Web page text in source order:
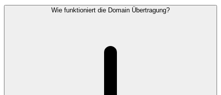
Wie funktioniert die Domain Übertragung?